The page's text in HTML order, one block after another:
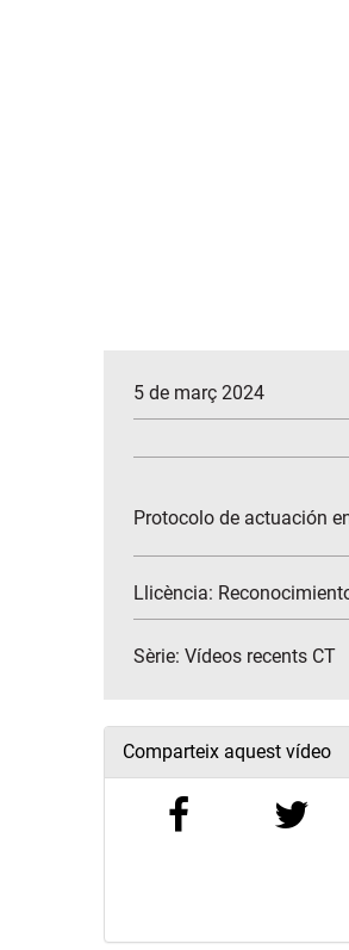
5 de març 2024
Protocolo de actuación
Llicència:
Sèrie: Vídeos recents CT
Comparteix aquest vídeo